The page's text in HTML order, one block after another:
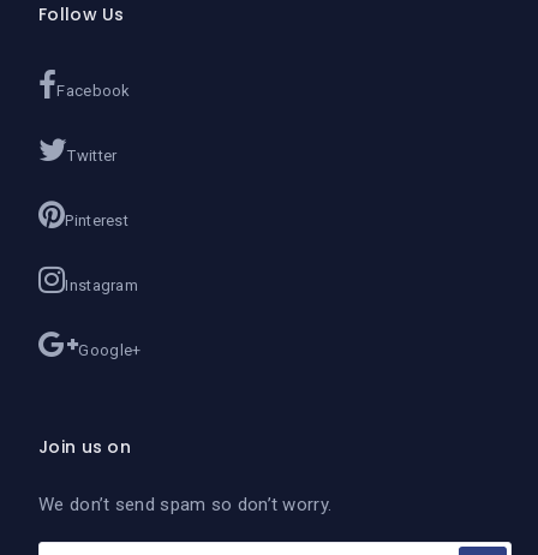
Follow Us
Facebook
Twitter
Pinterest
Instagram
Google+
Join us on
We don’t send spam so don’t worry.